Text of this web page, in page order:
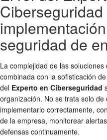
seguridad de
La complejidad de las soluciones
combinada con la sofisticación
del Experto en Ciberseguridad
organización. No se trata solo
implementarlo correctamente,
de la empresa, monitorear
defensas continuamente.